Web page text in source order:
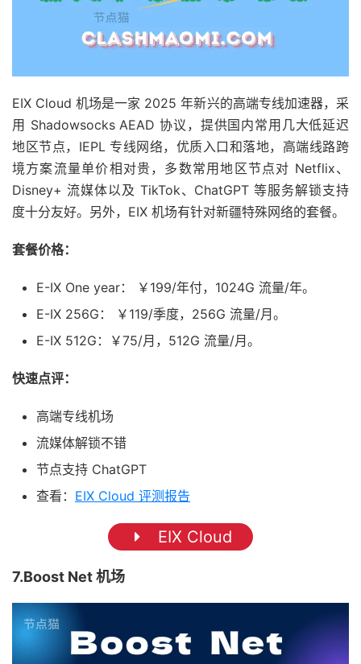
EIX Cloud 机场是一家 2025 年新兴的高端专线加速器，采
用 Shadowsocks AEAD 协议，提供国内常用几大低延迟
地区节点，IEPL 专线网络，优质入口和落地，高端线路跨
境方案流量单价相对贵，多数常用地区节点对 Netflix、
Disney+ 流媒体以及 TikTok、ChatGPT 等服务解锁支持
度十分友好。另外，EIX 机场有针对新疆特殊网络的套餐。
套餐价格：
E-IX One year： ￥199/年付，1024G 流量/年。
E-IX 256G： ￥119/季度，256G 流量/月。
E-IX 512G：￥75/月，512G 流量/月。
快速点评：
高端专线机场
流媒体解锁不错
节点支持 ChatGPT
查看： EIX Cloud 评测报告
EIX Cloud
7.Boost Net 机场